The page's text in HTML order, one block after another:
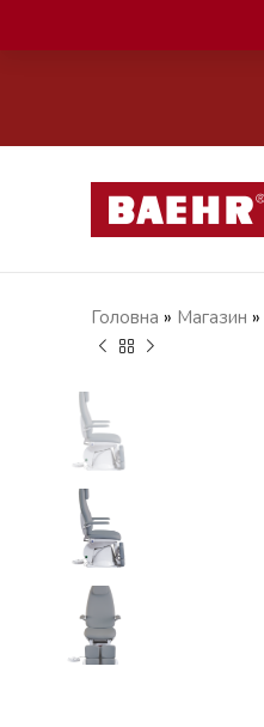
Головна » Магазин »